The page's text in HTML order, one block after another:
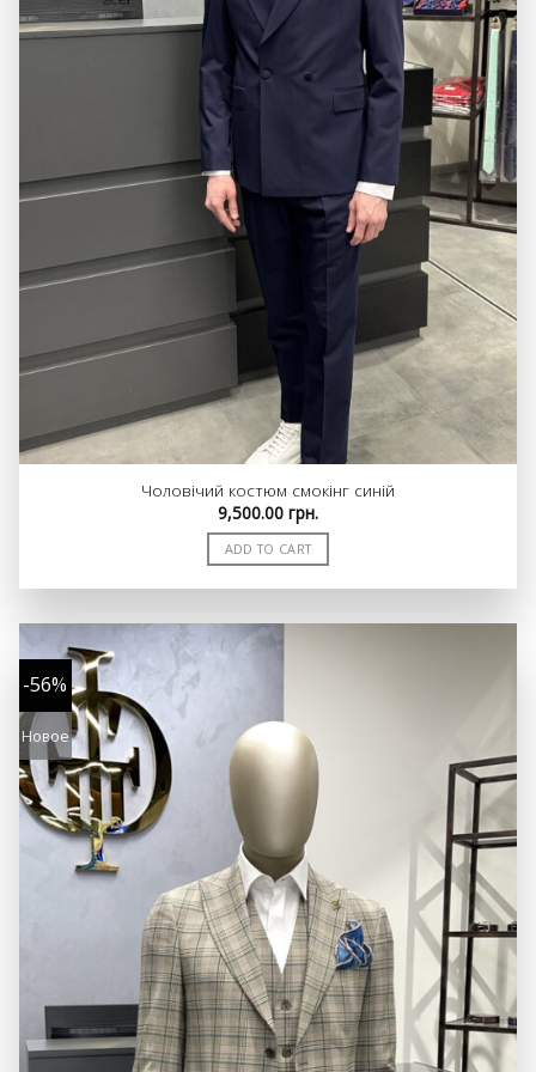
Чоловічий костюм смокінг синій
9,500.00 грн.
ADD TO CART
-56%
Новое